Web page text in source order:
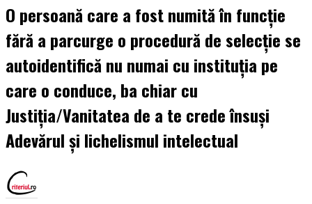
O persoană care a fost numită în funcție
fără a parcurge o procedură de selecție se
autoidentifică nu numai cu instituția pe
care o conduce, ba chiar cu
Justiția/Vanitatea de a te crede însuși
Adevărul și lichelismul intelectual